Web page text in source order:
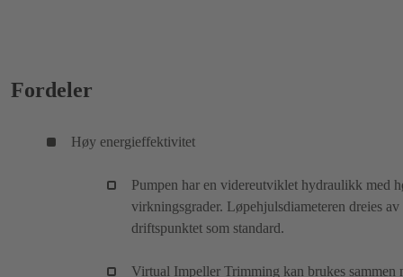
Fordeler
Høy energieffektivitet
Pumpen har en videreutviklet hydraulikk med
virkningsgrader. Løpehjulsdiameteren dreies av
driftspunktet som standard.
Virtual Impeller Trimming kan brukes sammen